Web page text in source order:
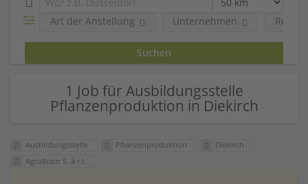
Art der Anstellung Unternehmen Region
1 Job für Ausbildungsstelle
Pflanzenproduktion in Diekirch
Ausbildungsstelle Pflanzenproduktion
Diekirch
AgroBrain S. à r.l.